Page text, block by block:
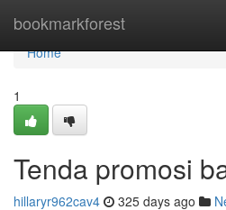
bookmarkforest
Home
Home
1
Tenda promosi
hillaryr962cav4 325 days ago